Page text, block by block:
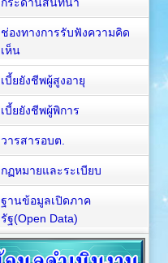
ช่องทางการรับฟังความคิด
เห็น
เบี้ยยังชีพผู้สูงอายุ
เบี้ยยังชีพผู้พิการ
วารสารอบต.
กฏหมายและระเบียบ
ฐานข้อมูลเปิดภาค
รัฐ(Open Data)